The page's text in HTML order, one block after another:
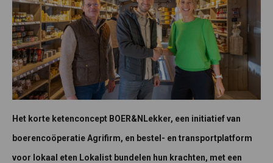
Het korte ketenconcept BOER&NLekker, een initiatief van
boerencoöperatie Agrifirm, en bestel- en transportplatform
voor lokaal eten Lokalist bundelen hun krachten, met een